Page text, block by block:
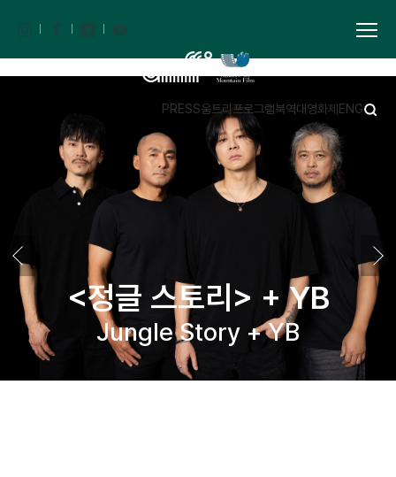
PRESS움트리프로그램북역대영화제 ENG
<정글 스토리> + YB
Jungle Story + YB